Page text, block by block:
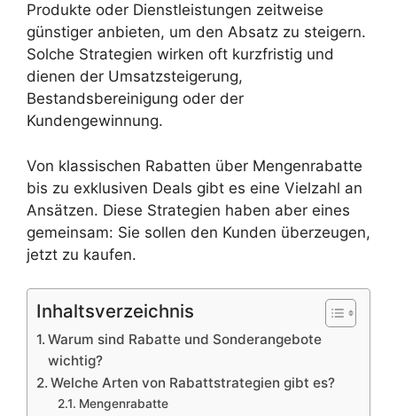
Produkte oder Dienstleistungen zeitweise
günstiger anbieten, um den Absatz zu steigern.
Solche Strategien wirken oft kurzfristig und
dienen der Umsatzsteigerung,
Bestandsbereinigung oder der
Kundengewinnung.
Von klassischen Rabatten über Mengenrabatte
bis zu exklusiven Deals gibt es eine Vielzahl an
Ansätzen. Diese Strategien haben aber eines
gemeinsam: Sie sollen den Kunden überzeugen,
jetzt zu kaufen.
Inhaltsverzeichnis
Warum sind Rabatte und Sonderangebote
wichtig?
Welche Arten von Rabattstrategien gibt es?
Mengenrabatte